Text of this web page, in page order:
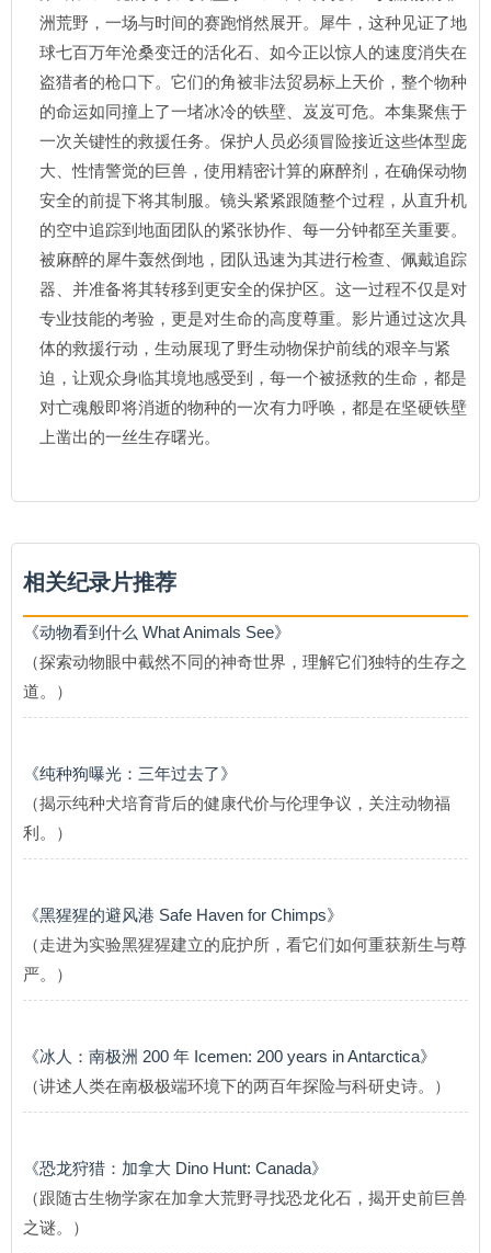
洲荒野，一场与时间的赛跑悄然展开。犀牛，这种见证了地
球七百万年沧桑变迁的活化石、如今正以惊人的速度消失在
盗猎者的枪口下。它们的角被非法贸易标上天价，整个物种
的命运如同撞上了一堵冰冷的铁壁、岌岌可危。本集聚焦于
一次关键性的救援任务。保护人员必须冒险接近这些体型庞
大、性情警觉的巨兽，使用精密计算的麻醉剂，在确保动物
安全的前提下将其制服。镜头紧紧跟随整个过程，从直升机
的空中追踪到地面团队的紧张协作、每一分钟都至关重要。
被麻醉的犀牛轰然倒地，团队迅速为其进行检查、佩戴追踪
器、并准备将其转移到更安全的保护区。这一过程不仅是对
专业技能的考验，更是对生命的高度尊重。影片通过这次具
体的救援行动，生动展现了野生动物保护前线的艰辛与紧
迫，让观众身临其境地感受到，每一个被拯救的生命，都是
对亡魂般即将消逝的物种的一次有力呼唤，都是在坚硬铁壁
上凿出的一丝生存曙光。
相关纪录片推荐
《动物看到什么 What Animals See》
（探索动物眼中截然不同的神奇世界，理解它们独特的生存之
道。）
《纯种狗曝光：三年过去了》
（揭示纯种犬培育背后的健康代价与伦理争议，关注动物福
利。）
《黑猩猩的避风港 Safe Haven for Chimps》
（走进为实验黑猩猩建立的庇护所，看它们如何重获新生与尊
严。）
《冰人：南极洲 200 年 Icemen: 200 years in Antarctica》
（讲述人类在南极极端环境下的两百年探险与科研史诗。）
《恐龙狩猎：加拿大 Dino Hunt: Canada》
（跟随古生物学家在加拿大荒野寻找恐龙化石，揭开史前巨兽
之谜。）